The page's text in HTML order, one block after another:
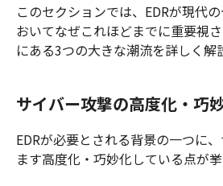
このセクションでは、EDRが現代
おいてなぜこれほどまでに重要視
にある3つの大きな潮流を詳しく解
サイバー攻撃の高度化・巧
EDRが必要とされる背景の一つに
ます高度化・巧妙化している点が挙